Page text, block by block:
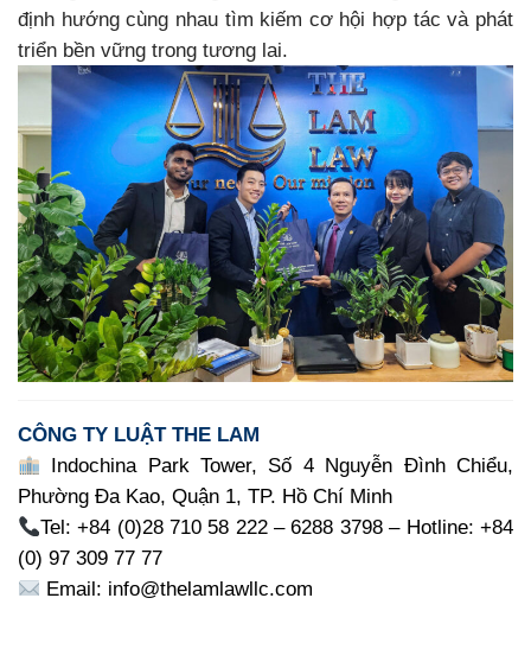
định hướng cùng nhau tìm kiếm cơ hội hợp tác và phát
triển bền vững trong tương lai.
CÔNG TY LUẬT THE LAM
Indochina Park Tower, Số 4 Nguyễn Đình Chiểu,
Phường Đa Kao, Quận 1, TP. Hồ Chí Minh
Tel: +84 (0)28 710 58 222 – 6288 3798 – Hotline: +84
(0) 97 309 77 77
Email: info@thelamlawllc.com